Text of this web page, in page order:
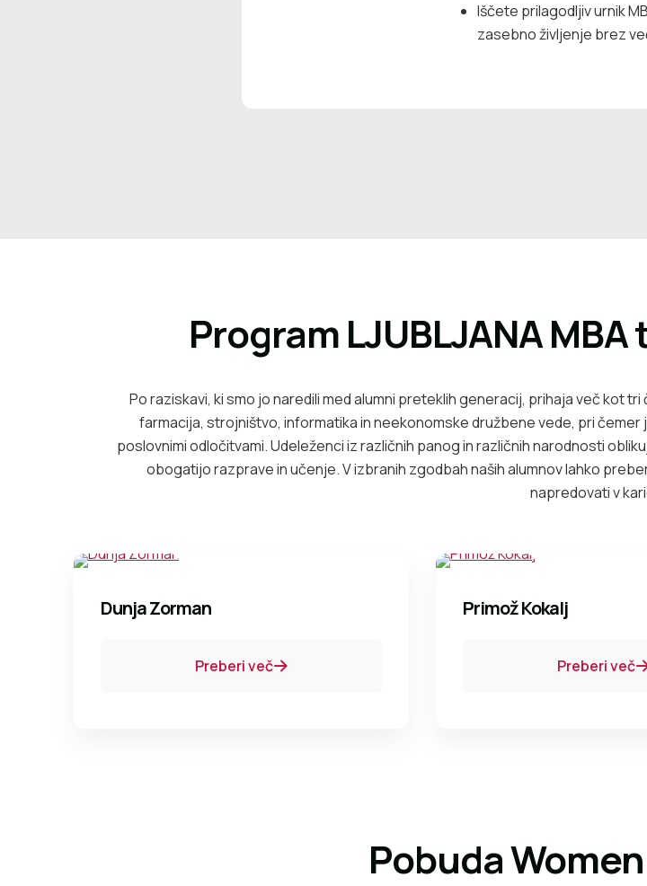
Iščete prilagodljiv urnik
zasebno življenje brez
Program LJUBLJANA
Po raziskavi, ki smo jo naredili med alumni preteklih generacij, prihaja več kot
farmacija, strojništvo, informatika in neekonomske družbene vede, pri
poslovnimi odločitvami. Udeleženci iz različnih panog in različnih narodnosti
obogatijo razprave in učenje. V izbranih zgodbah naših alumnov lahko
napredovati v
Dunja Zorman
Preberi več
Primož Kokalj
Preberi več
Pobuda